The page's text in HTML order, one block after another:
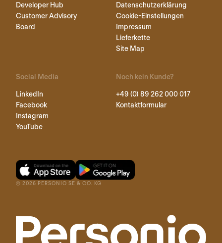
Developer Hub
Customer Advisory
Board
Datenschutzerklärung
Cookie-Einstellungen
Impressum
Lieferkette
Site Map
Social Media
LinkedIn
Facebook
Instagram
YouTube
Noch kein Kunde?
+49 (0) 89 262 000 017
Kontaktformular
© 2026 PERSONIO SE & CO. KG